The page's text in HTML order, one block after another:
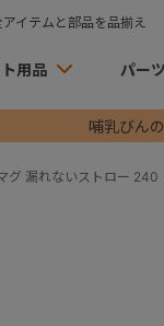
イテムと部品を品揃え
用品 パー
哺乳びん
グ 漏れないストロー